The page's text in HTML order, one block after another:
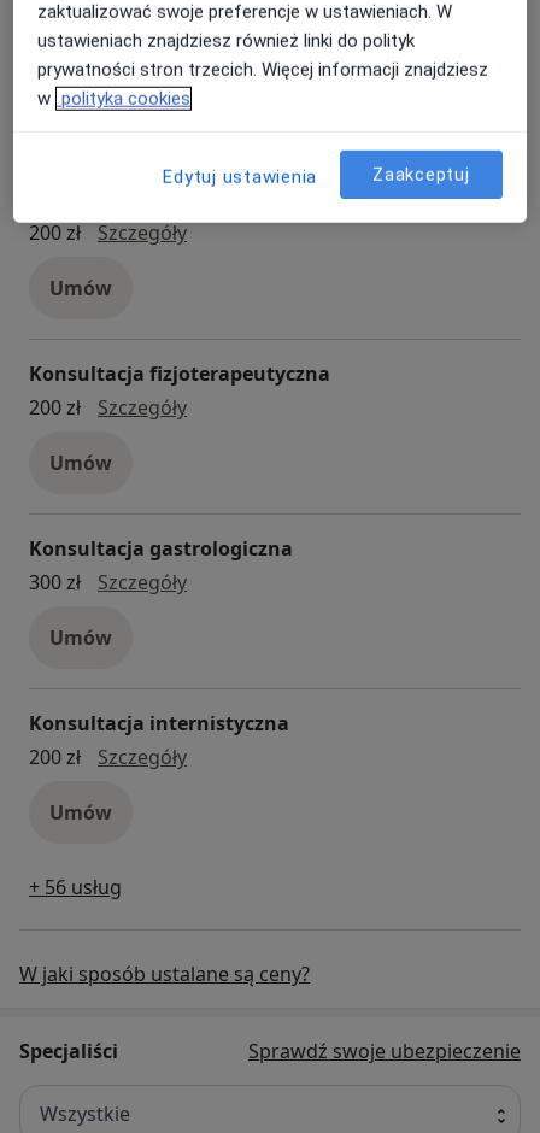
Konsultacja nefrologiczna
Szczegóły Konsultacja nefrologiczna
Umów
200 zł
SzczegółyKonsultacja dietetyczna
Umów
Konsultacja fizjoterapeutyczna
200 zł
Szczegółykonsultacja fizjoterapeutyczna
Umów
Konsultacja gastrologiczna
300 zł
Szczegółykonsultacja gastrologiczna
Umów
Konsultacja internistyczna
200 zł
Szczegółykonsultacja internistyczna
Umów
+ 56 usług
W jaki sposób ustalane są ceny?
Specjaliści Sprawdź swoje ubezpieczenie
Wszystkie
zaktualizować swoje preferencje w ustawieniach. W
ustawieniach znajdziesz również linki do polityk
prywatności stron trzecich. Więcej informacji znajdziesz
w polityka cookies
Edytuj ustawienia Zaakceptuj